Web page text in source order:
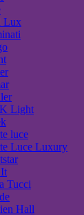
Lux
Light
luce
Luce Luxury
Tucci
Hall